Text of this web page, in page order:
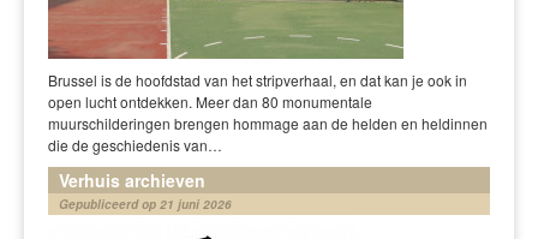
Brussel is de hoofdstad van het stripverhaal, en dat kan je ook in
open lucht ontdekken. Meer dan 80 monumentale
muurschilderingen brengen hommage aan de helden en heldinnen
die de geschiedenis van…
Verhuis archieven
Gepubliceerd op 21 juni 2026